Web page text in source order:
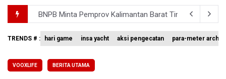
BNPB Minta Pemprov Kalimantan Barat Tinjau Kembali
Kemensos Targetkan 150 Ribu Siswa Masuk Program
Pakar: Pengungkapan TPPU Eks Jampidsus Febrie
Tim 9 Kejagung Periksa Febrie Adransayah sebagai
TRENDS # : hari game insa yacht aksi pengecatan para-meter
VOOXLIFE BERITA UTAMA